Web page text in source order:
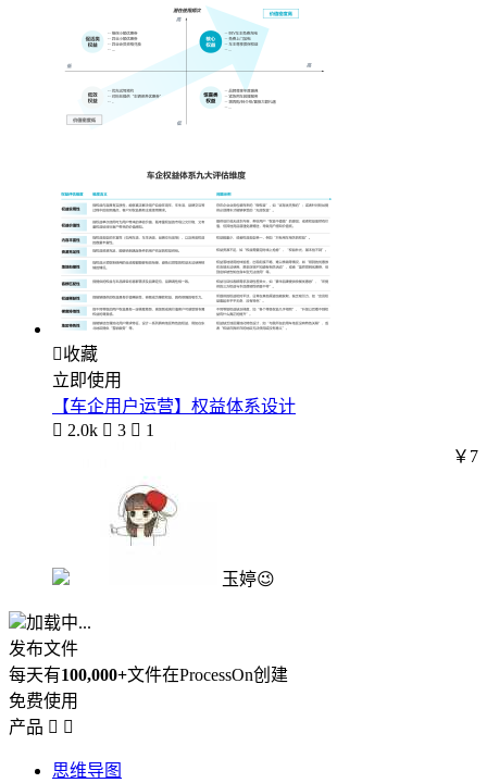
收藏
立即使用
【车企用户运营】权益体系设计
 2.0k  3  1
玉婷😉
￥7
加载中...
发布文件
每天有100,000+文件在ProcessOn创建
免费使用
产品  
思维导图